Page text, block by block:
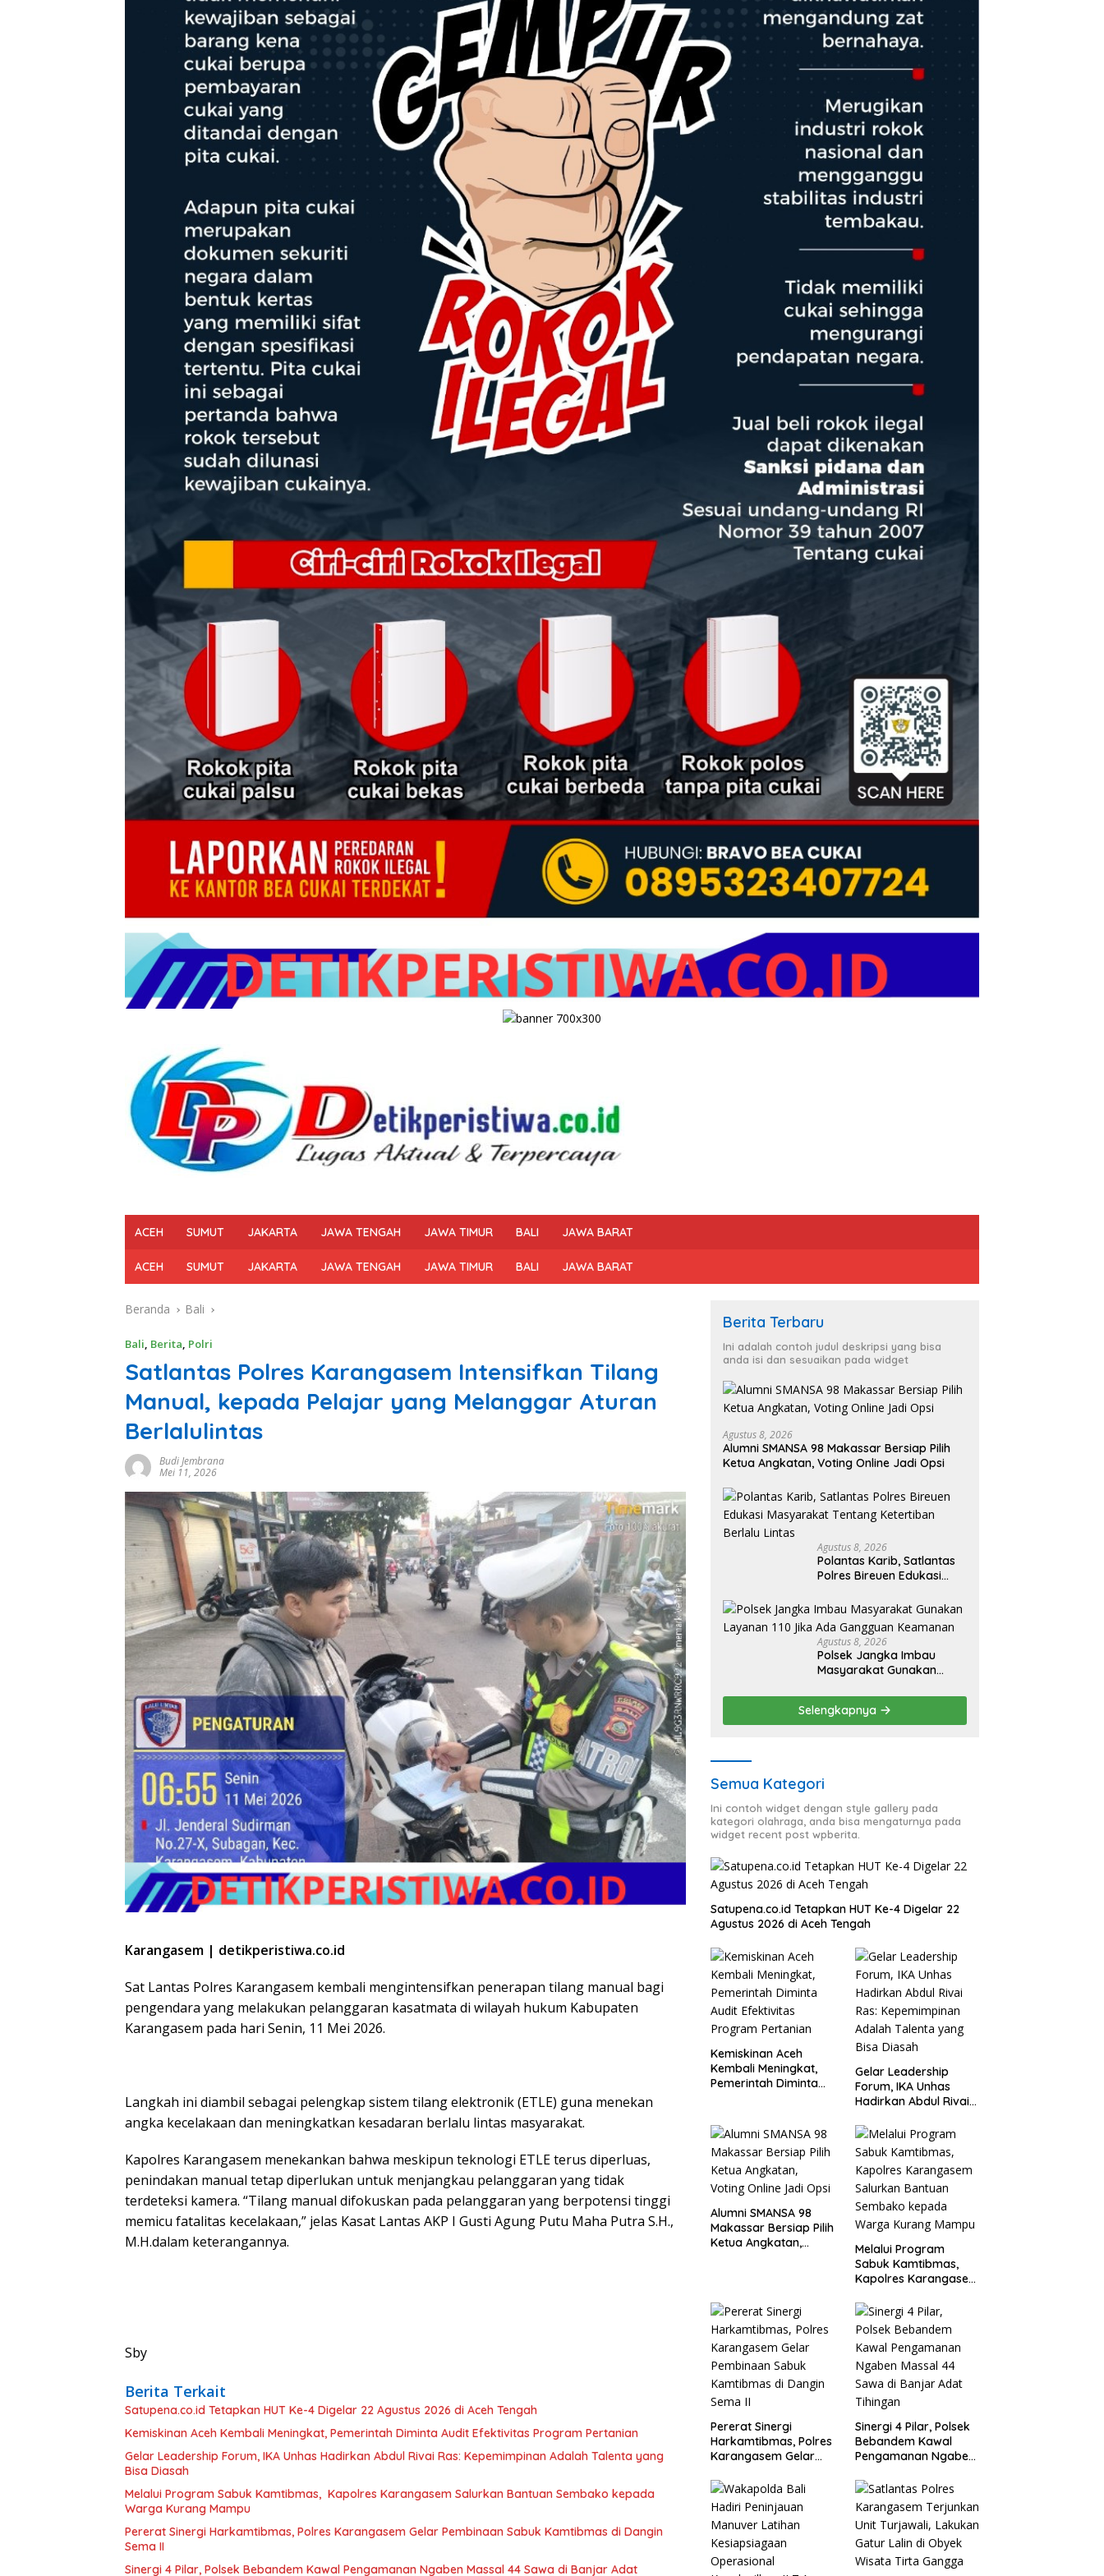
ACEH SUMUT JAKARTA JAWA TENGAH JAWA TIMUR BALI JAWA BARAT
ACEH SUMUT JAKARTA JAWA TENGAH JAWA TIMUR BALI JAWA BARAT
Beranda Bali
Bali, Berita, Polri
Satlantas Polres Karangasem Intensifkan Tilang
Manual, kepada Pelajar yang Melanggar Aturan
Berlalulintas
Budi Jembrana
Mei 11, 2026
Karangasem | detikperistiwa.co.id
Sat Lantas Polres Karangasem kembali mengintensifkan penerapan tilang manual bagi
pengendara yang melakukan pelanggaran kasatmata di wilayah hukum Kabupaten
Karangasem pada hari Senin, 11 Mei 2026.
Langkah ini diambil sebagai pelengkap sistem tilang elektronik (ETLE) guna menekan
angka kecelakaan dan meningkatkan kesadaran berlalu lintas masyarakat.
Kapolres Karangasem menekankan bahwa meskipun teknologi ETLE terus diperluas,
penindakan manual tetap diperlukan untuk menjangkau pelanggaran yang tidak
terdeteksi kamera. “Tilang manual difokuskan pada pelanggaran yang berpotensi tinggi
memicu fatalitas kecelakaan,” jelas Kasat Lantas AKP I Gusti Agung Putu Maha Putra S.H.,
M.H.dalam keterangannya.
Sby
Berita Terkait
Satupena.co.id Tetapkan HUT Ke-4 Digelar 22 Agustus 2026 di Aceh Tengah
Kemiskinan Aceh Kembali Meningkat, Pemerintah Diminta Audit Efektivitas Program Pertanian
Gelar Leadership Forum, IKA Unhas Hadirkan Abdul Rivai Ras: Kepemimpinan Adalah Talenta yang
Bisa Diasah
Melalui Program Sabuk Kamtibmas, Kapolres Karangasem Salurkan Bantuan Sembako kepada
Warga Kurang Mampu
Pererat Sinergi Harkamtibmas, Polres Karangasem Gelar Pembinaan Sabuk Kamtibmas di Dangin
Sema II
Sinergi 4 Pilar, Polsek Bebandem Kawal Pengamanan Ngaben Massal 44 Sawa di Banjar Adat
Berita Terbaru
Ini adalah contoh judul deskripsi yang bisa
anda isi dan sesuaikan pada widget
Agustus 8, 2026
Alumni SMANSA 98 Makassar Bersiap Pilih
Ketua Angkatan, Voting Online Jadi Opsi
Agustus 8, 2026
Polantas Karib, Satlantas
Polres Bireuen Edukasi
Ketertiban Berlalu Lintas
Agustus 8, 2026
Polsek Jangka Imbau
Masyarakat Gunakan
Gangguan Keamanan
Selengkapnya
Semua Kategori
Ini contoh widget dengan style gallery pada
kategori olahraga, anda bisa mengaturnya pada
widget recent post wpberita.
Satupena.co.id Tetapkan HUT Ke-4 Digelar 22
Agustus 2026 di Aceh Tengah
Kemiskinan Aceh
Kembali Meningkat,
Pemerintah Diminta
Gelar Leadership
Forum, IKA Unhas
Hadirkan Abdul Rivai
Adalah Talenta yang
Bisa Diasah
Alumni SMANSA 98
Makassar Bersiap Pilih
Ketua Angkatan,
Melalui Program
Sabuk Kamtibmas,
Kapolres Karangasem
Sembako kepada
Warga Kurang
Mampu
Pererat Sinergi
Harkamtibmas, Polres
Karangasem Gelar
Kamtibmas di Dangin
Sema II
Sinergi 4 Pilar, Polsek
Bebandem Kawal
Pengamanan Ngaben
Banjar Adat Tihingan